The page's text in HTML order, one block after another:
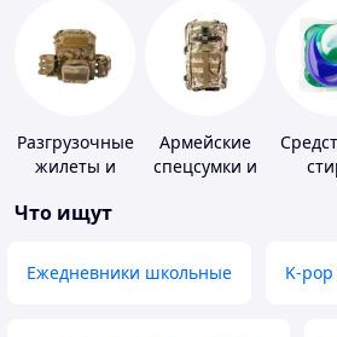
Разгрузочные
жилеты и
без плит
Армейские
спецсумки и
Что ищут
Ежедневники школьные K-